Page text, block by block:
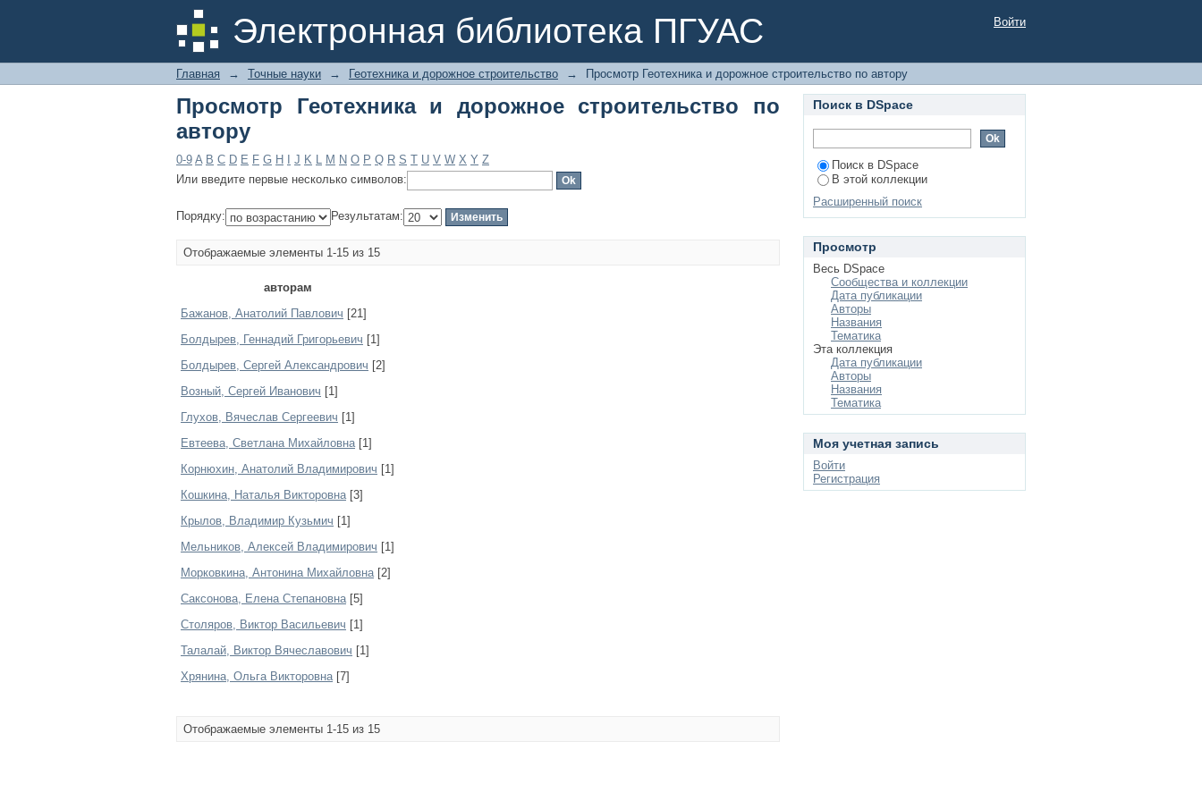
Электронная библиотека ПГУАС
Просмотр Геотехника и дорожное строительство по автору Войти
Главная → Точные науки → Геотехника и дорожное строительство → Просмотр Геотехника и дорожное строительство по автору
Просмотр Геотехника и дорожное строительство по
автору
0-9 A B C D E F G H J K L M N O P Q R S T U V W X Y Z
Или введите первые несколько символов:
Порядку: Результатам:
Отображаемые элементы 1-15 из 15
авторам
Бажанов, Анатолий Павлович [21]
Болдырев, Геннадий Григорьевич [1]
Болдырев, Сергей Александрович [2]
Возный, Сергей Иванович [1]
Глухов, Вячеслав Сергеевич [1]
Евтеева, Светлана Михайловна[1]
Корнюхин, Анатолий Владимирович [1]
Кошкина, Наталья Викторовна[3]
Крылов, Владимир Кузьмич [1]
Мельников, Алексей Владимирович [1]
Морковкина, Антонина Михайловна[2]
Саксонова, Елена Степановна[5]
Столяров, Виктор Васильевич [1]
Талалай, Виктор Вячеславович [1]
Хрянина, Ольга Викторовна[7]
Отображаемые элементы 1-15 из 15
Поиск в DSpace
Поиск в DSpace
В этой коллекции
Расширенный поиск
Просмотр
Весь DSpace
Сообщества и коллекции
Дата публикации
Авторы
Названия
Тематика
Эта коллекция
Дата публикации
Авторы
Названия
Тематика
Моя учетная запись
Войти
Регистрация